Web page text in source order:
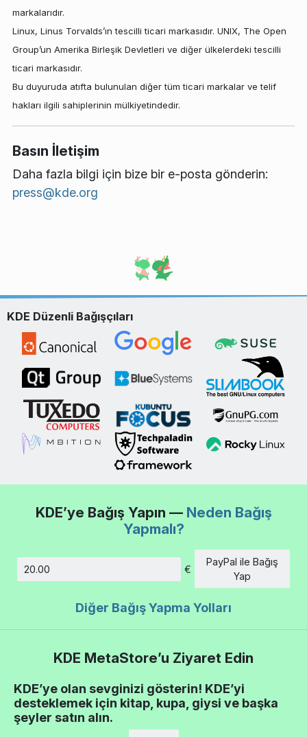
markalarıdır.
Linux, Linus Torvalds’ın tescilli ticari markasıdır. UNIX, The Open
Group’un Amerika Birleşik Devletleri ve diğer ülkelerdeki tescilli
ticari markasıdır.
Bu duyuruda atıfta bulunulan diğer tüm ticari markalar ve telif
hakları ilgili sahiplerinin mülkiyetindedir.
Basın İletişim
Daha fazla bilgi için bize bir e-posta gönderin:
press@kde.org
KDE Düzenli Bağışçıları
KDE’ye Bağış Yapın — Neden Bağış
Yapmalı?
€
PayPal ile Bağış
Yap
Diğer Bağış Yapma Yolları
KDE MetaStore’u Ziyaret Edin
KDE’ye olan sevginizi gösterin! KDE’yi
desteklemek için kitap, kupa, giysi ve başka
şeyler satın alın.